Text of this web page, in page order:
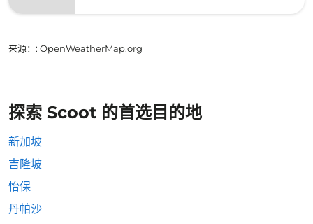
来源： : OpenWeatherMap.org
探索 Scoot 的首选目的地
新加坡
吉隆坡
怡保
丹帕沙